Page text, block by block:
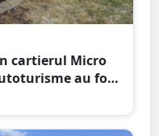
cartierul Micro
au fost
deschis o